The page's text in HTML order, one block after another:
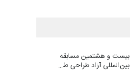
بیست و هشتمین مسابقه
بین‌المللی آزاد طراحی ط…